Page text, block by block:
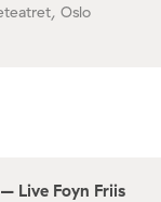
Oslo
Live Foyn Friis